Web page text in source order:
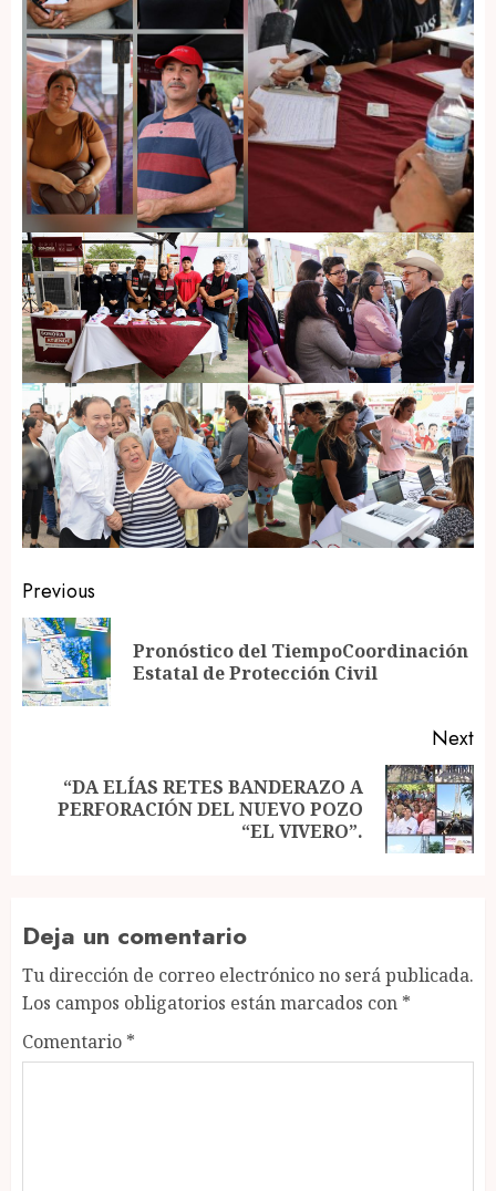
Post
navigation
Previous
Pronóstico del TiempoCoordinación
Estatal de Protección Civil
Next
Next
“DA ELÍAS RETES BANDERAZO A
PERFORACIÓN DEL NUEVO POZO
“EL VIVERO”.
Deja un comentario
Tu dirección de correo electrónico no será publicada.
Los campos obligatorios están marcados con *
Comentario *